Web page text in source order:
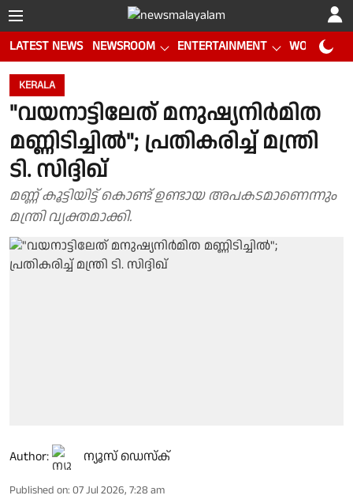
LATEST NEWS NEWSROOM ENTERTAINMENT WORLD CUP
KERALA
"വയനാട്ടിലേത് മനുഷ്യനിർമിത
മണ്ണിടിച്ചിൽ"; പ്രതികരിച്ച് മന്ത്രി
ടി. സിദ്ദിഖ്
മണ്ണ് കൂട്ടിയിട്ട് കൊണ്ട് ഉണ്ടായ അപകടമാണെന്നും
മന്ത്രി വ്യക്തമാക്കി.
Author: ന്യൂസ് ഡെസ്ക്
Published on: 07 Jul 2026, 7:28 am